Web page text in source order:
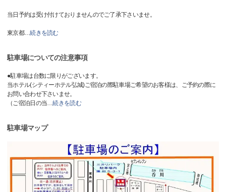
当日予約は受け付けておりませんのでご了承下さいませ。
東京都…続きを読む
駐車場についての注意事項
●駐車場は台数に限りがございます。
当ホテル(シティーホテル弘城)ご宿泊の際駐車場ご希望のお客様は、ご予約の際に
お問い合わせ下さいませ。
（ご宿泊日の当 …続きを読む
駐車場マップ